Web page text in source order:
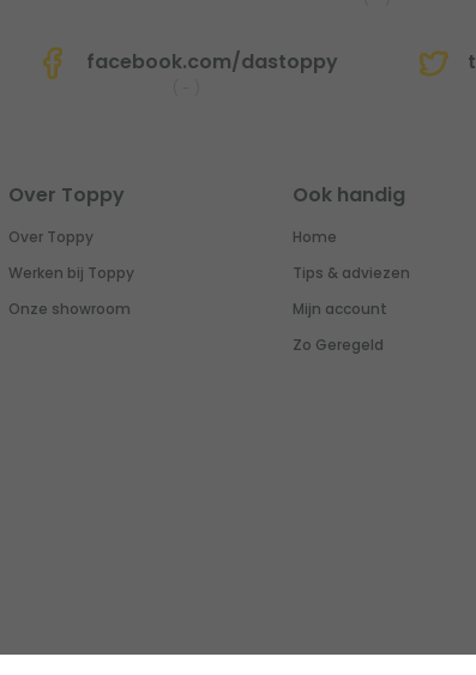
facebook.com/dastoppy
Over Toppy
Over Toppy
Werken bij Toppy
Onze showroom
Ook handig
Home
Tips & adviezen
Mijn account
Zo Geregeld